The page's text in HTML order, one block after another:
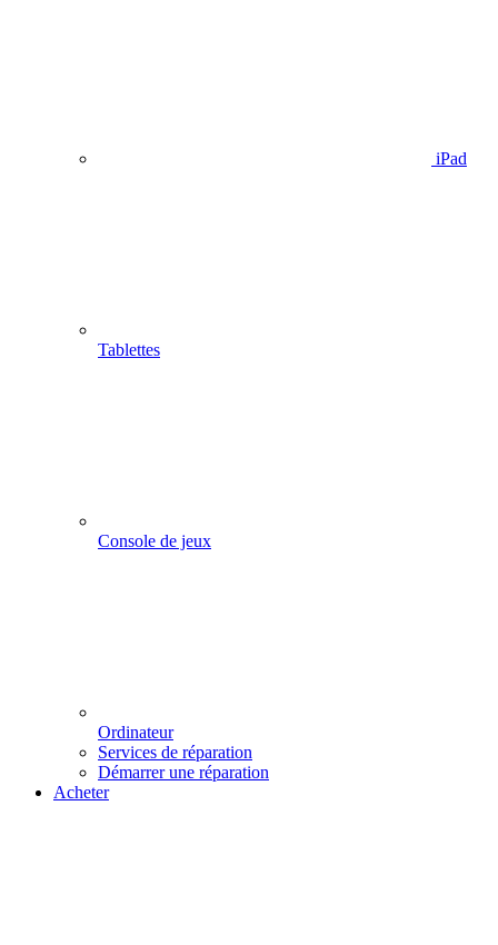
iPad
Tablettes
Console de jeux
Ordinateur
Services de réparation
Démarrer une réparation
Acheter